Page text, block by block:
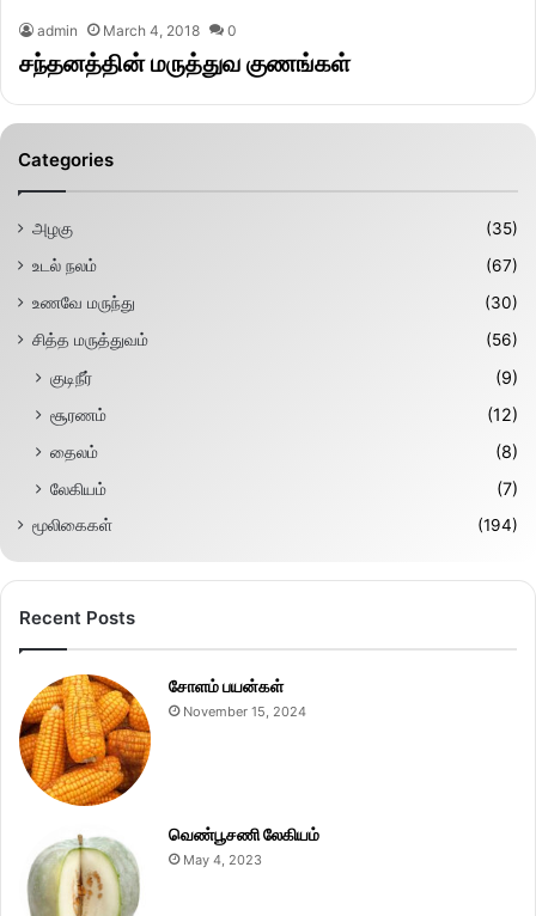
admin March 4, 2018 0
சந்தனத்தின் மருத்துவ குணங்கள்
Categories
அழகு
(35)
உடல் நலம்
(67)
உணவே மருந்து
(30)
சித்த மருத்துவம்
(56)
குடிநீர்
(9)
சூரணம்
(12)
தைலம்
(8)
லேகியம்
(7)
மூலிகைகள் (194)
Recent Posts
சோளம் பயன்கள்
November 15, 2024
வெண்பூசணி லேகியம்
May 4, 2023